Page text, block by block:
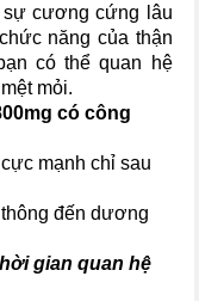
sự cương cứng lâu
năng của thận
có thể quan hệ
mỏi.
có công
mạnh chỉ sau
đến dương
gian quan hệ